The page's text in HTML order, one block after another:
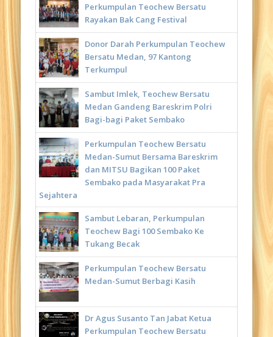
Perkumpulan Teochew Bersatu
Rayakan Bak Cang Festival
Donor Darah Perkumpulan Teochew
Bersatu Medan, 97 Kantong
Terkumpul
Sambut Imlek, Teochew Bersatu
Medan Gandeng Bareskrim Polri
Bagi-bagi Paket Sembako
Perkumpulan Teochew Bersatu
Medan-Sumut Bersama Bareskrim
dan MITSU Bagikan 100 Paket
Sembako pada Masyarakat Pra
Sejahtera
Sambut Lebaran, Perkumpulan
Teochew Bagi 100 Sembako Ke
Tukang Becak
Perkumpulan Teochew Bersatu
Medan-Sumut Berbagi Kasih
Dr Agus Susanto Tan Jabat Ketua
Perkumpulan Teochew Bersatu